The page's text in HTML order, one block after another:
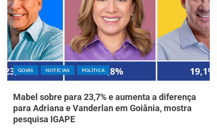
GOIÁS NOTÍCIAS POLÍTICA
Mabel sobre para 23,7% e aumenta a diferença
para Adriana e Vanderlan em Goiânia, mostra
pesquisa IGAPE